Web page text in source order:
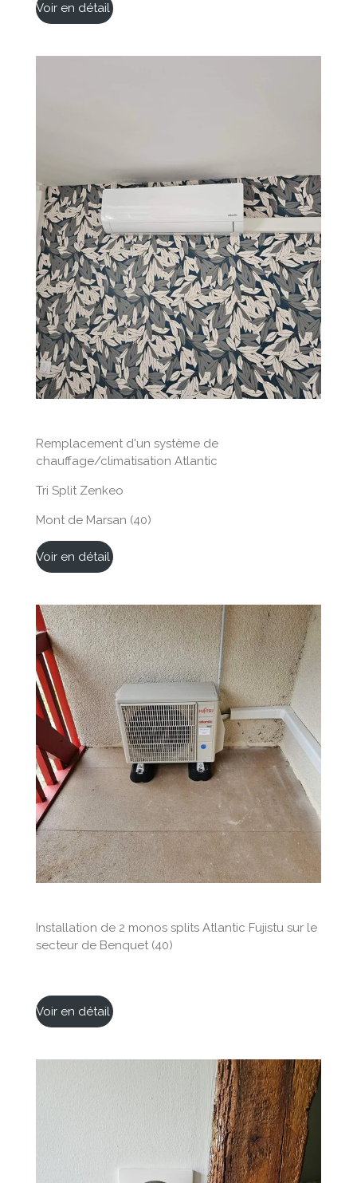
Voir en détail
Remplacement d'un système de
chauffage/climatisation Atlantic
Tri Split Zenkeo
Mont de Marsan (40)
Voir en détail
Installation de 2 monos splits Atlantic Fujistu sur le
secteur de Benquet (40)
Voir en détail